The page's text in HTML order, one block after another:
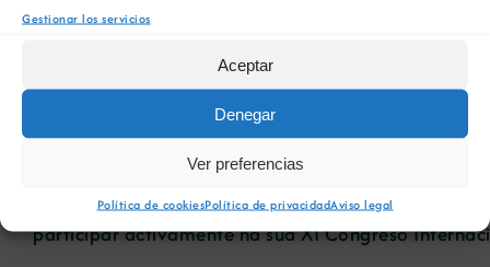
Gestionar los servicios
Aceptar
Denegar
Ver preferencias
Política de cookiesPolítica de privacidadAviso legal
Organiza:Consello Superior de Colexios de
Desde o ano 1994, a Sociedade Española para a
través da colaboración dos seus socios,
eventos, vén mostrando a súa preocupación e
Continuando con esta traxectoria, SEDPGYM
participar activamente na súa XI Congreso